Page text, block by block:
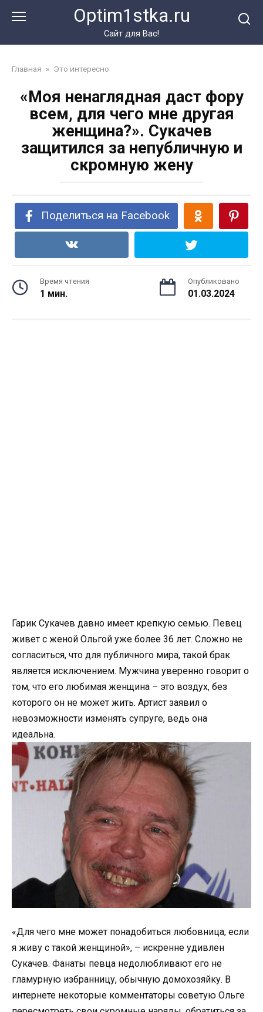
Optim1stka.ru
Сайт для Вас!
Главная » Это интересно
«Моя ненаглядная даст фору
всем, для чего мне другая
женщина?». Сукачев
защитился за непубличную и
скромную жену
Поделиться на Facebook
Время чтения
1 мин.
Опубликовано
01.03.2024
Гарик Сукачев давно имеет крепкую семью. Певец
живет с женой Ольгой уже более 36 лет. Сложно не
согласиться, что для публичного мира, такой брак
является исключением. Мужчина уверенно говорит о
том, что его любимая женщина – это воздух, без
которого он не может жить. Артист заявил о
невозможности изменять супруге, ведь она
идеальна.
«Для чего мне может понадобиться любовница, если
я живу с такой женщиной», – искренне удивлен
Сукачев. Фанаты певца недолюбливают его не
гламурную избранницу, обычную домохозяйку. В
интернете некоторые комментаторы советую Ольге